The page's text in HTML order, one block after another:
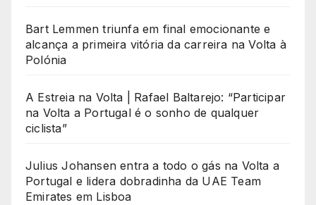
Bart Lemmen triunfa em final emocionante e
alcança a primeira vitória da carreira na Volta à
Polónia
A Estreia na Volta | Rafael Baltarejo: “Participar
na Volta a Portugal é o sonho de qualquer
ciclista”
Julius Johansen entra a todo o gás na Volta a
Portugal e lidera dobradinha da UAE Team
Emirates em Lisboa